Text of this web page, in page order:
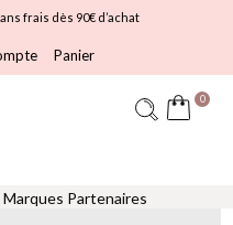
frais dès 90€ d’achat
Panier
0
Marques Partenaires